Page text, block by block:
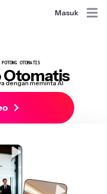
Masuk
POTONG OTOMATIS
Otomatis
dengan meminta AI